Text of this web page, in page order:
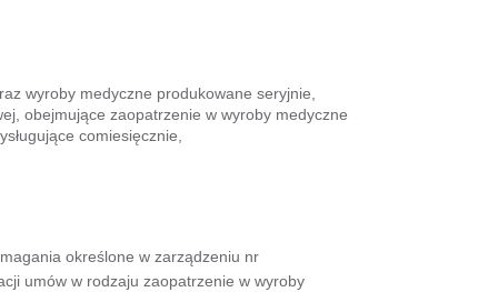
wyroby medyczne produkowane seryjnie,
obejmujące zaopatrzenie w wyroby medyczne
comiesięcznie,
określone w zarządzeniu nr
umów w rodzaju zaopatrzenie w wyroby